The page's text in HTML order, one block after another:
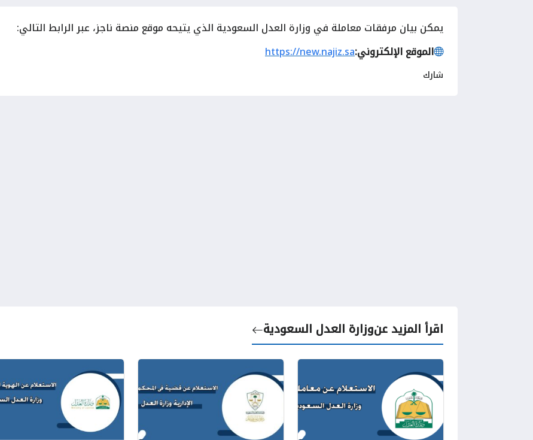
يمكن بيان مرفقات معاملة في وزارة العدل السعودية الذي يتيحه موقع منصة ناجز، عبر الرابط التالي:
الموقع الإلكتروني:https://new.najiz.sa
شارك
اقرأ المزيد عنوزارة العدل السعودية